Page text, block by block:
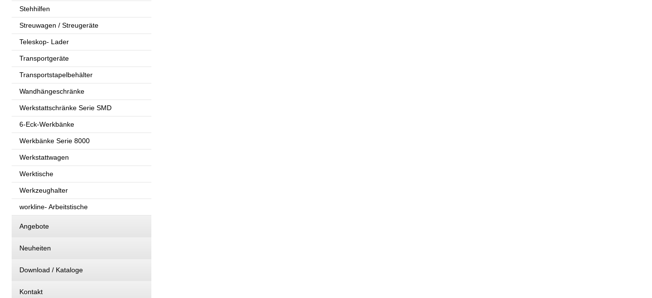
Stehhilfen
Streuwagen / Streugeräte
Teleskop- Lader
Transportgeräte
Transportstapelbehälter
Wandhängeschränke
Werkstattschränke Serie SMD
6-Eck-Werkbänke
Werkbänke Serie 8000
Werkstattwagen
Werktische
Werkzeughalter
workline- Arbeitstische
Angebote
Neuheiten
Download / Kataloge
Kontakt